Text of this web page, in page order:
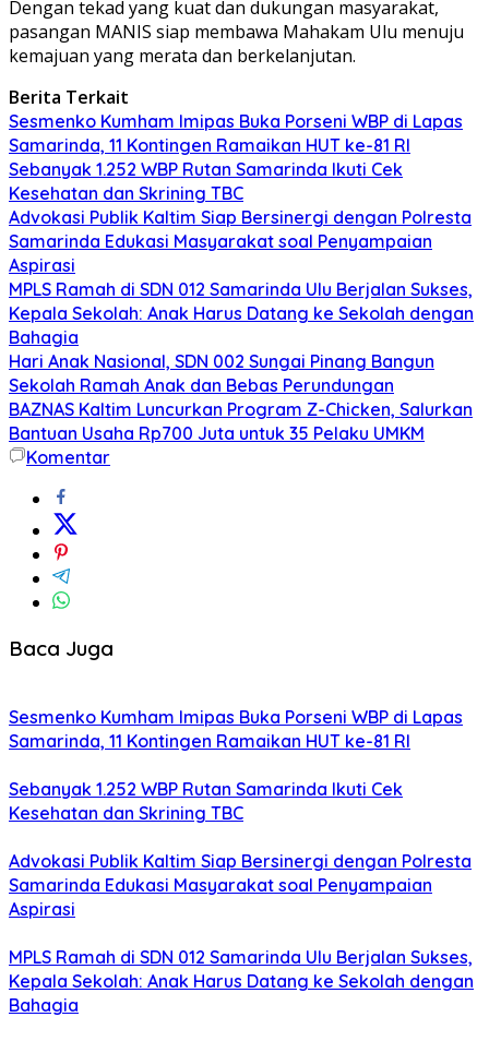
Dengan tekad yang kuat dan dukungan masyarakat,
pasangan MANIS siap membawa Mahakam Ulu menuju
kemajuan yang merata dan berkelanjutan.
Berita Terkait
Sesmenko Kumham Imipas Buka Porseni WBP di Lapas
Samarinda, 11 Kontingen Ramaikan HUT ke-81 RI
Sebanyak 1.252 WBP Rutan Samarinda Ikuti Cek
Kesehatan dan Skrining TBC
Advokasi Publik Kaltim Siap Bersinergi dengan Polresta
Samarinda Edukasi Masyarakat soal Penyampaian
Aspirasi
MPLS Ramah di SDN 012 Samarinda Ulu Berjalan Sukses,
Kepala Sekolah: Anak Harus Datang ke Sekolah dengan
Bahagia
Hari Anak Nasional, SDN 002 Sungai Pinang Bangun
Sekolah Ramah Anak dan Bebas Perundungan
BAZNAS Kaltim Luncurkan Program Z-Chicken, Salurkan
Bantuan Usaha Rp700 Juta untuk 35 Pelaku UMKM
Komentar
Baca Juga
Sesmenko Kumham Imipas Buka Porseni WBP di Lapas
Samarinda, 11 Kontingen Ramaikan HUT ke-81 RI
Sebanyak 1.252 WBP Rutan Samarinda Ikuti Cek
Kesehatan dan Skrining TBC
Advokasi Publik Kaltim Siap Bersinergi dengan Polresta
Samarinda Edukasi Masyarakat soal Penyampaian
Aspirasi
MPLS Ramah di SDN 012 Samarinda Ulu Berjalan Sukses,
Kepala Sekolah: Anak Harus Datang ke Sekolah dengan
Bahagia